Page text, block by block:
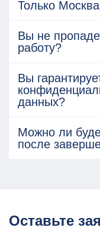
Только
Вы не
работу?
Вы
данных?
Можно ли
после
Оставьте